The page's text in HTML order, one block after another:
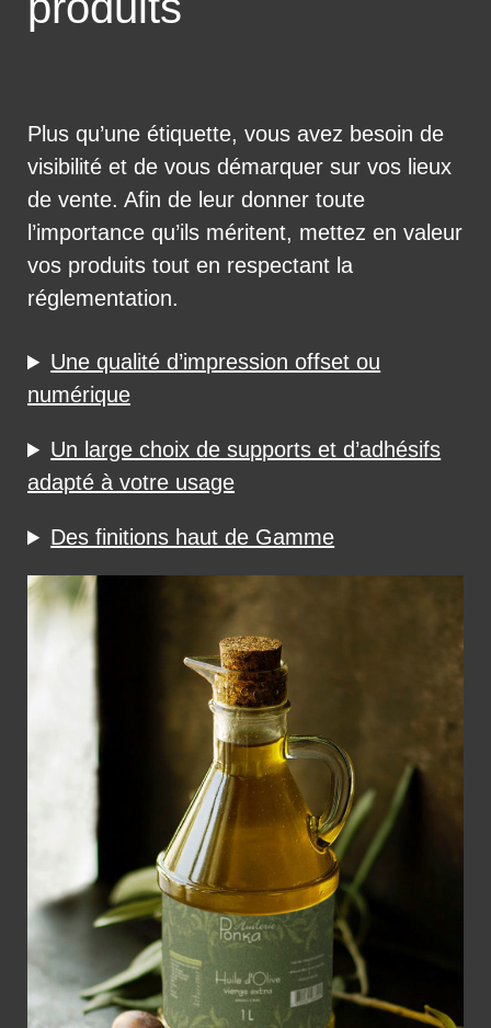
Plus qu’une étiquette, vous avez besoin de
visibilité et de vous démarquer sur vos lieux
de vente. Afin de leur donner toute
l’importance qu’ils méritent, mettez en valeur
vos produits tout en respectant la
réglementation.
Une qualité d’impression offset ou
numérique
Un large choix de supports et d’adhésifs
adapté à votre usage
Des finitions haut de Gamme